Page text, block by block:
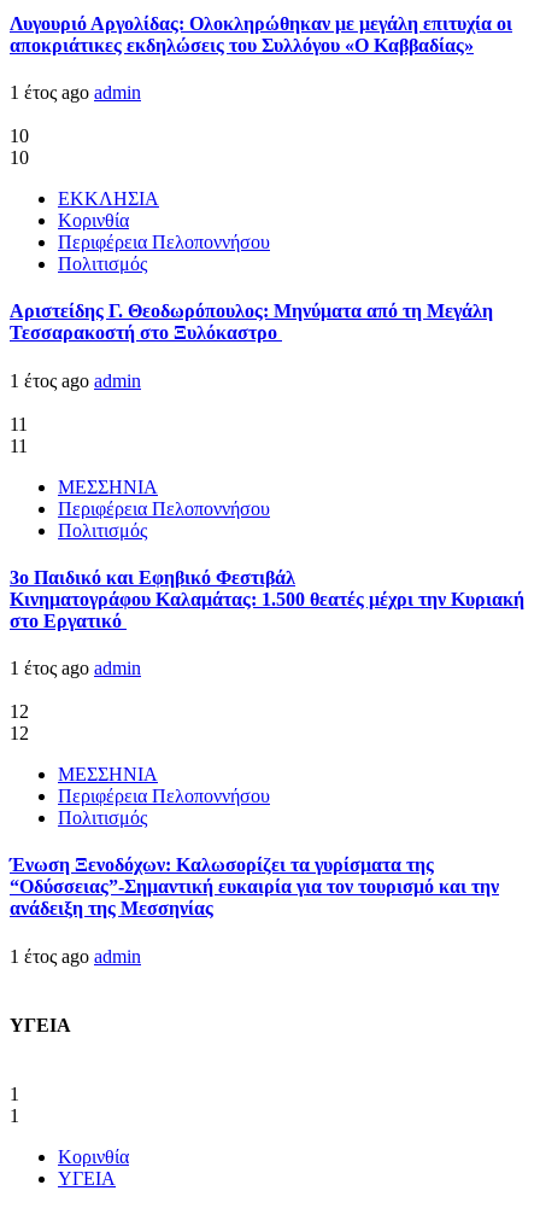
Λυγουριό Αργολίδας: Ολοκληρώθηκαν με μεγάλη επιτυχία οι
αποκριάτικες εκδηλώσεις του Συλλόγου «Ο Καββαδίας»
1 έτος ago admin
10
10
ΕΚΚΛΗΣΙΑ
Κορινθία
Περιφέρεια Πελοποννήσου
Πολιτισμός
Αριστείδης Γ. Θεοδωρόπουλος: Μηνύματα από τη Μεγάλη
Τεσσαρακοστή στο Ξυλόκαστρο
1 έτος ago admin
11
11
ΜΕΣΣΗΝΙΑ
Περιφέρεια Πελοποννήσου
Πολιτισμός
3ο Παιδικό και Εφηβικό Φεστιβάλ
Κινηματογράφου Καλαμάτας: 1.500 θεατές μέχρι την Κυριακή
στο Εργατικό
1 έτος ago admin
12
12
ΜΕΣΣΗΝΙΑ
Περιφέρεια Πελοποννήσου
Πολιτισμός
Ένωση Ξενοδόχων: Καλωσορίζει τα γυρίσματα της
“Οδύσσειας”-Σημαντική ευκαιρία για τον τουρισμό και την
ανάδειξη της Μεσσηνίας
1 έτος ago admin
ΥΓΕΙΑ
1
1
Κορινθία
ΥΓΕΙΑ